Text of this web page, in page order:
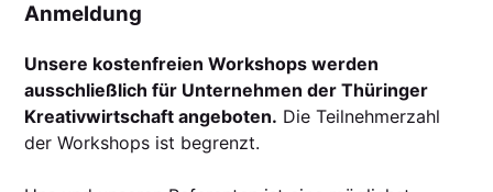
Anmeldung
Unsere kostenfreien Workshops werden
ausschließlich für Unternehmen der Thüringer
Kreativwirtschaft angeboten. Die Teilnehmerzahl
der Workshops ist begrenzt.